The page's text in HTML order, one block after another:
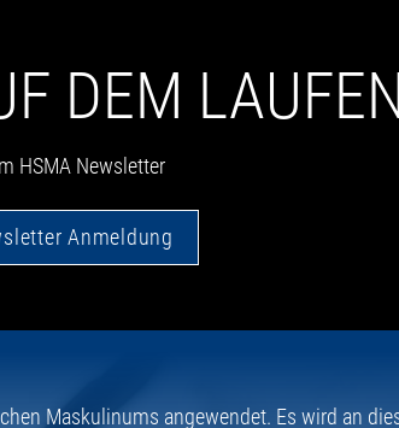
DEM
HSMA Newsletter
Anmeldung
Maskulinums angewendet. Es wird an